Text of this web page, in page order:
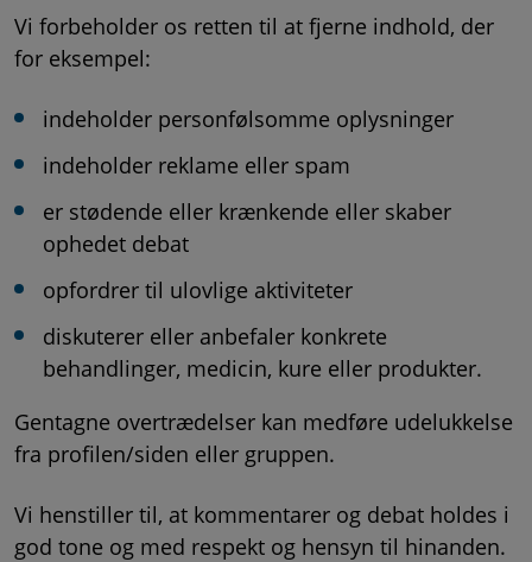
Vi forbeholder os retten til at fjerne indhold, der
for eksempel:
indeholder personfølsomme oplysninger
indeholder reklame eller spam
er stødende eller krænkende eller skaber
ophedet debat
opfordrer til ulovlige aktiviteter
diskuterer eller anbefaler konkrete
behandlinger, medicin, kure eller produkter.
Gentagne overtrædelser kan medføre udelukkelse
fra profilen/siden eller gruppen.
Vi henstiller til, at kommentarer og debat holdes i
god tone og med respekt og hensyn til hinanden.